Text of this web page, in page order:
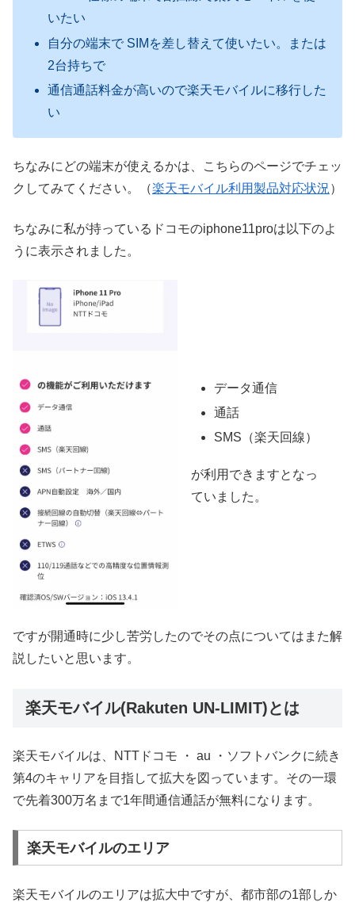
いたい
自分の端末で SIMを差し替えて使いたい。または
2台持ちで
通信通話料金が高いので楽天モバイルに移行した
い
ちなみにどの端末が使えるかは、こちらのページでチェッ
クしてみてください。（楽天モバイル利用製品対応状況）
ちなみに私が持っているドコモのiphone11proは以下のよ
うに表示されました。
データ通信
通話
SMS（楽天回線）
が利用できますとなっ
ていました。
ですが開通時に少し苦労したのでその点についてはまた解
説したいと思います。
楽天モバイル(Rakuten UN-LIMIT)とは
楽天モバイルは、NTTドコモ ・ au ・ソフトバンクに続き
第4のキャリアを目指して拡大を図っています。その一環
で先着300万名まで1年間通信通話が無料になります。
楽天モバイルのエリア
楽天モバイルのエリアは拡大中ですが、都市部の1部しか